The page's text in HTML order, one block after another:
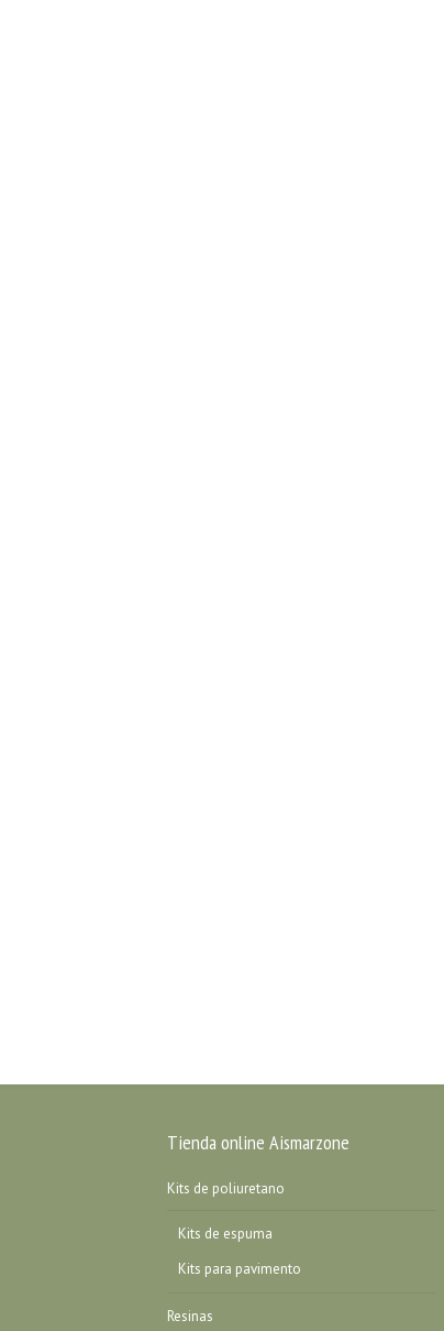
Tienda online Aismarzone
Kits de poliuretano
Kits de espuma
Kits para pavimento
Resinas